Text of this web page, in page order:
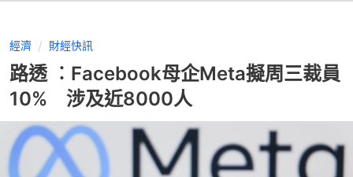
經濟 財經快訊
路透 ︰Facebook母企Meta擬周三裁員
10% 涉及近8000人